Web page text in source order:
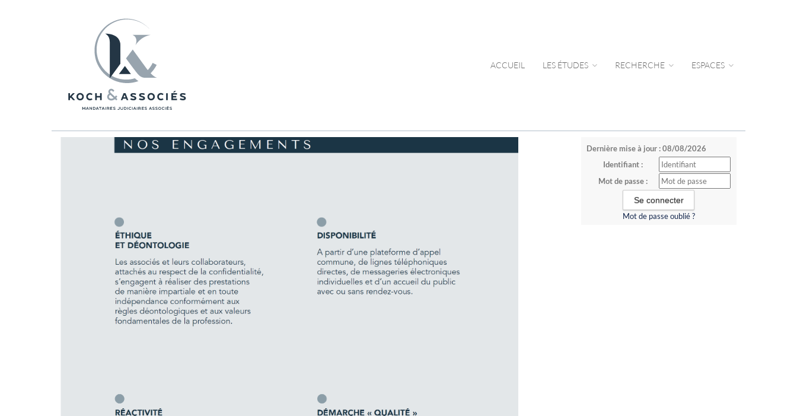
ACCUEIL LES ÉTUDES RECHERCHE ESPACES
Dernière mise à jour : 08/08/2026
Identifiant :
Mot de passe :
Mot de passe oublié ?